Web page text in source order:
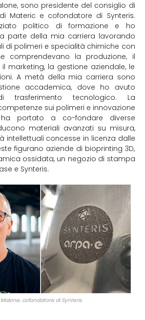
sono presidente del consiglio di
Materic e cofondatore di Synteris.
politico di formazione e ho
parte della mia carriera lavorando
di polimeri e specialità chimiche con
comprendevano la produzione, il
marketing, la gestione aziendale, le
A metà della mia carriera sono
accademica, dove ho avuto
trasferimento tecnologico. La
sui polimeri e innovazione
ha portato a co-fondare diverse
materiali avanzati su misura,
intellettuali concesse in licenza dalle
figurano aziende di bioprinting 3D,
ossidata, un negozio di stampa
e Synteris.
Malone, cofondatore di Synteris.